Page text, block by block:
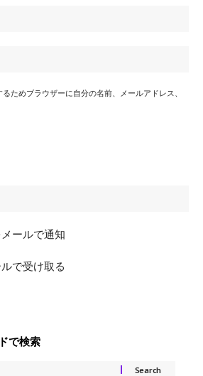
ためブラウザーに自分の名前、メールアドレス、
ールで通知
で受け取る
で検索